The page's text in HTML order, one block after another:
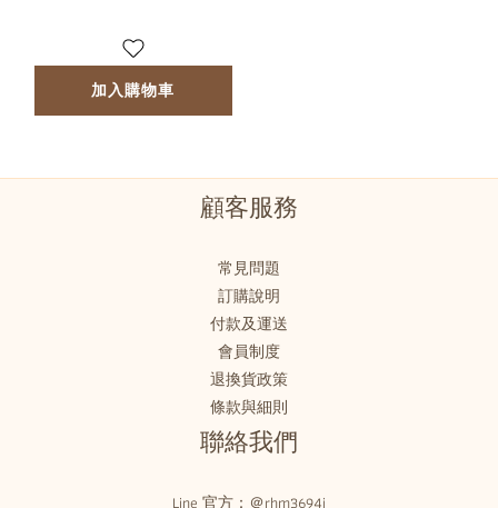
加入購物車
顧客服務
常見問題
訂購說明
付款及運送
會員制度
退換貨政策
條款與細則
聯絡我們
Line 官方： ＠rhm3694i